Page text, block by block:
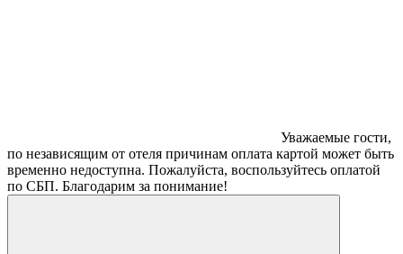
Уважаемые гости,
по независящим от отеля причинам оплата картой может быть
временно недоступна. Пожалуйста, воспользуйтесь оплатой
по СБП. Благодарим за понимание!